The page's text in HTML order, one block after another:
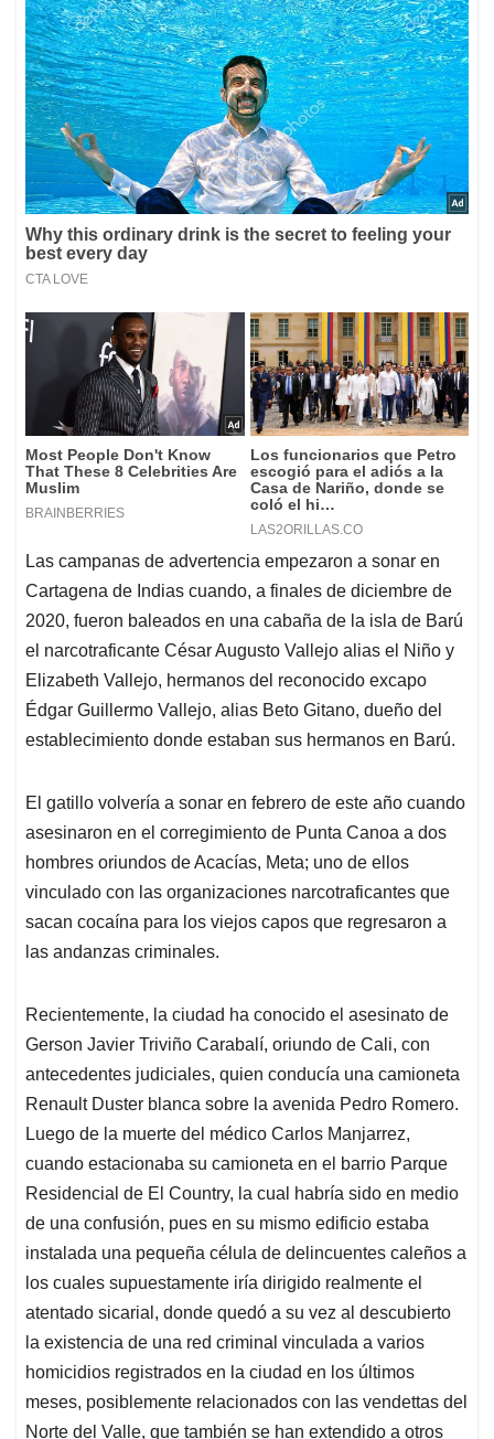
Las campanas de advertencia empezaron a sonar en
Cartagena de Indias cuando, a finales de diciembre de
2020, fueron baleados en una cabaña de la isla de Barú
el narcotraficante César Augusto Vallejo alias el Niño y
Elizabeth Vallejo, hermanos del reconocido excapo
Édgar Guillermo Vallejo, alias Beto Gitano, dueño del
establecimiento donde estaban sus hermanos en Barú.
El gatillo volvería a sonar en febrero de este año cuando
asesinaron en el corregimiento de Punta Canoa a dos
hombres oriundos de Acacías, Meta; uno de ellos
vinculado con las organizaciones narcotraficantes que
sacan cocaína para los viejos capos que regresaron a
las andanzas criminales.
Recientemente, la ciudad ha conocido el asesinato de
Gerson Javier Triviño Carabalí, oriundo de Cali, con
antecedentes judiciales, quien conducía una camioneta
Renault Duster blanca sobre la avenida Pedro Romero.
Luego de la muerte del médico Carlos Manjarrez,
cuando estacionaba su camioneta en el barrio Parque
Residencial de El Country, la cual habría sido en medio
de una confusión, pues en su mismo edificio estaba
instalada una pequeña célula de delincuentes caleños a
los cuales supuestamente iría dirigido realmente el
atentado sicarial, donde quedó a su vez al descubierto
la existencia de una red criminal vinculada a varios
homicidios registrados en la ciudad en los últimos
meses, posiblemente relacionados con las vendettas del
Norte del Valle, que también se han extendido a otros